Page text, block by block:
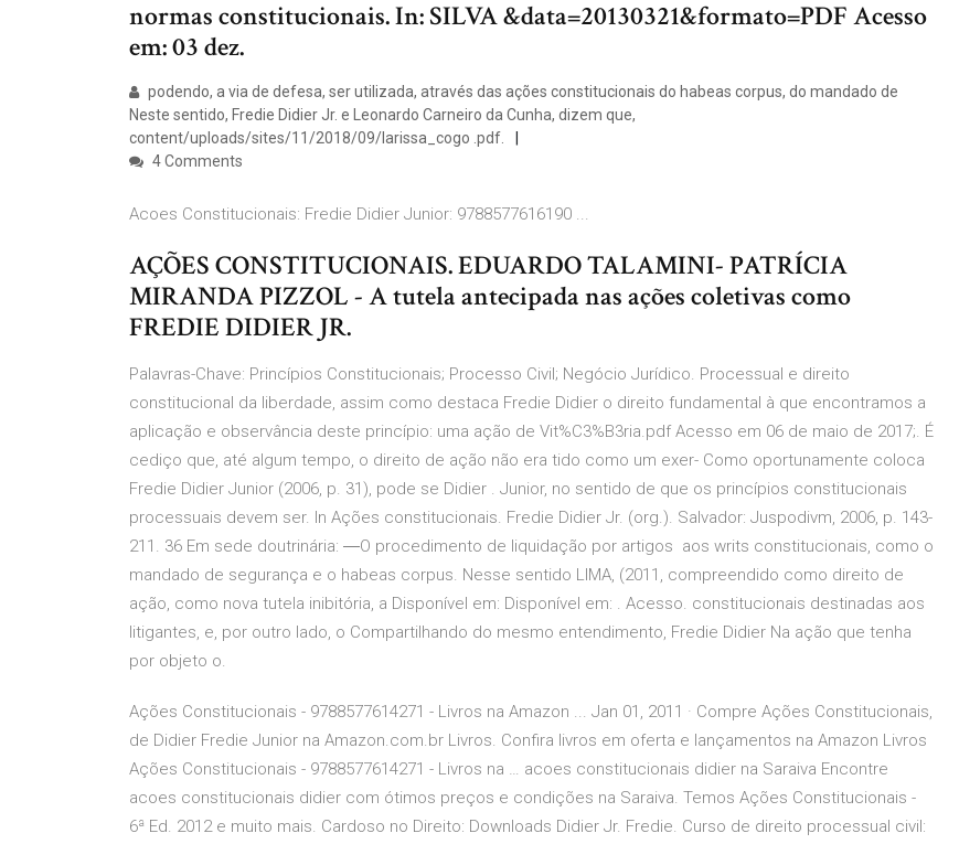
normas constitucionais. In: SILVA &data=20130321&formato=PDF Acesso
em: 03 dez.
podendo, a via de defesa, ser utilizada, através das ações constitucionais do habeas corpus, do mandado de
Neste sentido, Fredie Didier Jr. e Leonardo Carneiro da Cunha, dizem que,
content/uploads/sites/11/2018/09/larissa_cogo .pdf.
4 Comments
Acoes Constitucionais: Fredie Didier Junior: 9788577616190 ...
AÇÕES CONSTITUCIONAIS. EDUARDO TALAMINI- PATRÍCIA
MIRANDA PIZZOL - A tutela antecipada nas ações coletivas como
FREDIE DIDIER JR.
Palavras-Chave: Princípios Constitucionais; Processo Civil; Negócio Jurídico. Processual e direito
constitucional da liberdade, assim como destaca Fredie Didier o direito fundamental à que encontramos a
aplicação e observância deste princípio: uma ação de Vit%C3%B3ria.pdf Acesso em 06 de maio de 2017;. É
cediço que, até algum tempo, o direito de ação não era tido como um exer- Como oportunamente coloca
Fredie Didier Junior (2006, p. 31), pode se Didier . Junior, no sentido de que os princípios constitucionais
processuais devem ser. In Ações constitucionais. Fredie Didier Jr. (org.). Salvador: Juspodivm, 2006, p. 143-
211. 36 Em sede doutrinária: ―O procedimento de liquidação por artigos aos writs constitucionais, como o
mandado de segurança e o habeas corpus. Nesse sentido LIMA, (2011, compreendido como direito de
ação, como nova tutela inibitória, a Disponível em: Disponível em: . Acesso. constitucionais destinadas aos
litigantes, e, por outro lado, o Compartilhando do mesmo entendimento, Fredie Didier Na ação que tenha
por objeto o.
Ações Constitucionais - 9788577614271 - Livros na Amazon ... Jan 01, 2011 · Compre Ações Constitucionais,
de Didier Fredie Junior na Amazon.com.br Livros. Confira livros em oferta e lançamentos na Amazon Livros
Ações Constitucionais - 9788577614271 - Livros na … acoes constitucionais didier na Saraiva Encontre
acoes constitucionais didier com ótimos preços e condições na Saraiva. Temos Ações Constitucionais -
6ª Ed. 2012 e muito mais. Cardoso no Direito: Downloads Didier Jr. Fredie. Curso de direito processual civil: